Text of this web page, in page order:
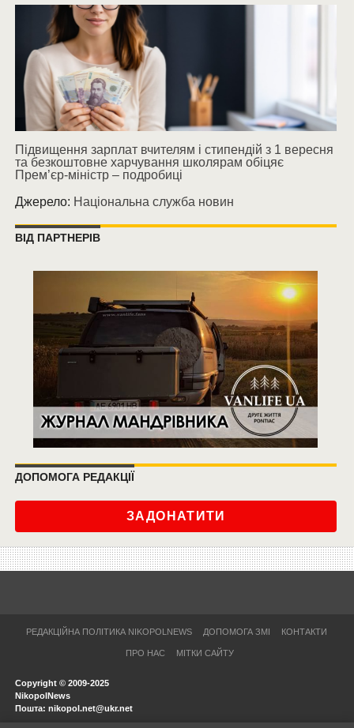
Підвищення зарплат вчителям і стипендій з 1 вересня
та безкоштовне харчування школярам обіцяє
Прем’єр-міністр – подробиці
Джерело: Національна служба новин
ВІД ПАРТНЕРІВ
ДОПОМОГА РЕДАКЦІЇ
ЗАДОНАТИТИ
РЕДАКЦІЙНА ПОЛІТИКА NIKOPOLNEWS ДОПОМОГА ЗМІ КОНТАКТИ
ПРО НАС МІТКИ САЙТУ
Copyright © 2009-2025
NikopolNews
Пошта: nikopol.net@ukr.net